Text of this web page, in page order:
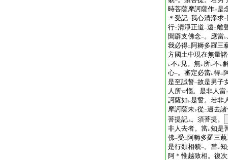
一
時菩薩摩訶薩作二是
＊受記一我心清淨求二
行二清淨正道一遠 二離
聞辟支佛念一。應當レ
我必得二 阿耨多羅三
方國土中現在無量
レ不 レ 見。無レ所レ不 レ
心一。審定必當レ得二
是至誠誓一故是男子
人所
惱。是非人當
訶薩如 レ是誓。若非
摩訶薩未下從 二過去
菩提記 上 。須菩提。
非人去者。當レ知是
佛一受 二 阿耨多羅三
是行類相貌一。當レ
阿＊惟越致相。復